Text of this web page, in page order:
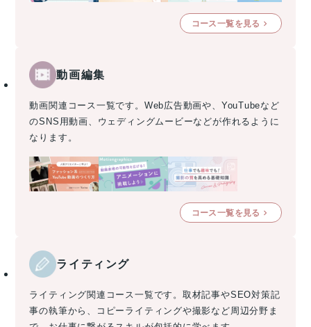
コース一覧を見る
動画編集
動画関連コース一覧です。Web広告動画や、YouTubeなど
のSNS用動画、ウェディングムービーなどが作れるように
なります。
コース一覧を見る
ライティング
ライティング関連コース一覧です。取材記事やSEO対策記
事の執筆から、コピーライティングや撮影など周辺分野ま